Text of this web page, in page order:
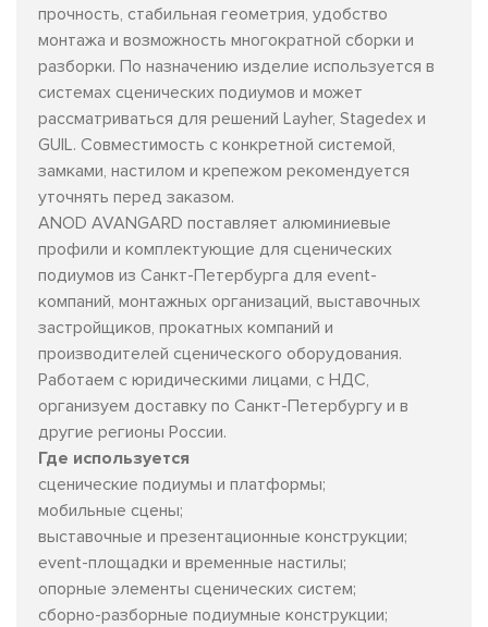
прочность, стабильная геометрия, удобство
монтажа и возможность многократной сборки и
разборки. По назначению изделие используется в
системах сценических подиумов и может
рассматриваться для решений Layher, Stagedex и
GUIL. Совместимость с конкретной системой,
замками, настилом и крепежом рекомендуется
уточнять перед заказом.
ANOD AVANGARD поставляет алюминиевые
профили и комплектующие для сценических
подиумов из Санкт-Петербурга для event-
компаний, монтажных организаций, выставочных
застройщиков, прокатных компаний и
производителей сценического оборудования.
Работаем с юридическими лицами, с НДС,
организуем доставку по Санкт-Петербургу и в
другие регионы России.
Где используется
сценические подиумы и платформы;
мобильные сцены;
выставочные и презентационные конструкции;
event-площадки и временные настилы;
опорные элементы сценических систем;
сборно-разборные подиумные конструкции;